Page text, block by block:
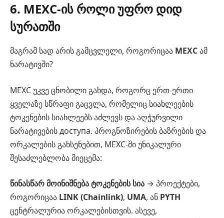
6. MEXC-ის როლი უფრო დიდ
სურათში
მაგრამ სად არის გამცვლელი, როგორიცაა MEXCამ
ნარატივში?
MEXC უკვე ცნობილი გახდა, როგორც ერთ-ერთი
ყველაზე სწრაფი გაცვლა, რომელიც სიახლეების
ტოკენების სიახლეებს აძლევს და აღჭურვილი
ნარატივების доступа. პროგნოზირების ბაზრების და
ორკალების გახსენებით, MEXC-ში უნიკალური
შესაძლებლობა მიეცემა:
წინასწარ მოინიშნება ტოკენების სია → პროექტები,
როგორიცაა LINK (Chainlink), UMA, ან PYTH
ცენტრალურია ორკალებისთვის. ასევე,